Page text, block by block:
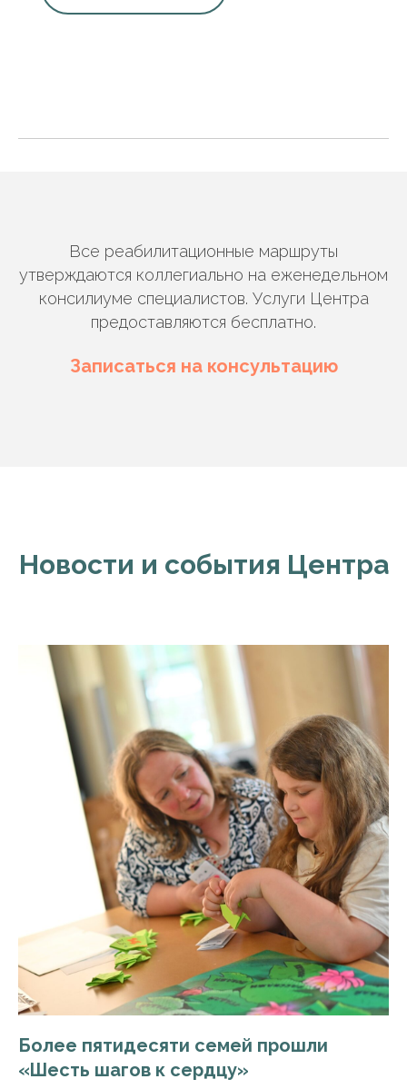
Все реабилитационные маршруты
утверждаются коллегиально на еженедельном
консилиуме специалистов. Услуги Центра
предоставляются бесплатно.
Записаться на консультацию
Новости и события Центра
Более пятидесяти семей прошли
«Шесть шагов к сердцу»